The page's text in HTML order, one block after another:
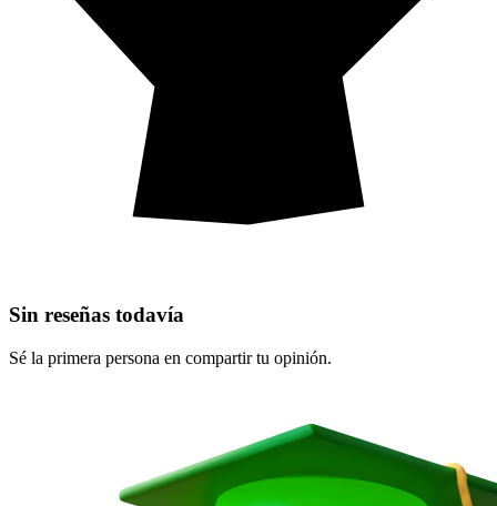
Sin reseñas todavía
Sé la primera persona en compartir tu opinión.